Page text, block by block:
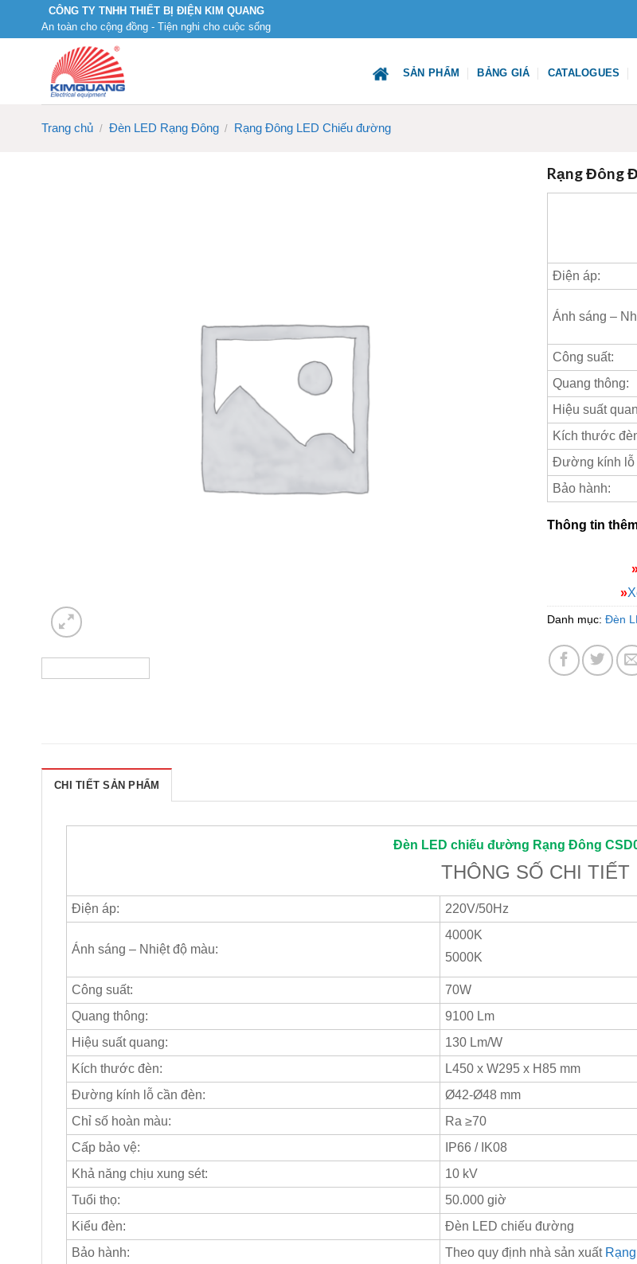
CÔNG TY TNHH THIẾT BỊ ĐIỆN KIM QUANG
An toàn cho cộng đồng - Tiện nghi cho cuộc sống
SẢN PHẨM BẢNG GIÁ CATALOGUES
Trang chủ / Đèn LED Rạng Đông / Rạng Đông LED Chiếu đường
Rạng Đông
Điện áp:
Ánh sáng –
Công suất:
Quang thông:
Hiệu suất
Kích thước
Đường kính lỗ
Bảo hành:
Thông tin
»
Danh mục: Đèn
CHI TIẾT SẢN PHẨM
Đèn LED chiếu đường Rạng Đông
THÔNG SỐ CHI TIẾT
Điện áp: 220V/50Hz
Ánh sáng – Nhiệt độ màu:
4000K
5000K
Công suất:
70W
Quang thông:
9100 Lm
Hiệu suất quang:
130 Lm/W
Kích thước đèn:
L450 x W295 x H85 mm
Đường kính lỗ cần đèn:
Ø42-Ø48 mm
Chỉ số hoàn màu:
Ra ≥70
Cấp bảo vệ:
IP66 / IK08
Khả năng chịu xung sét:
10 kV
Tuổi thọ:
50.000 giờ
Kiểu đèn:
Đèn LED chiếu đường
Bảo hành:
Theo quy định nhà sản xuất